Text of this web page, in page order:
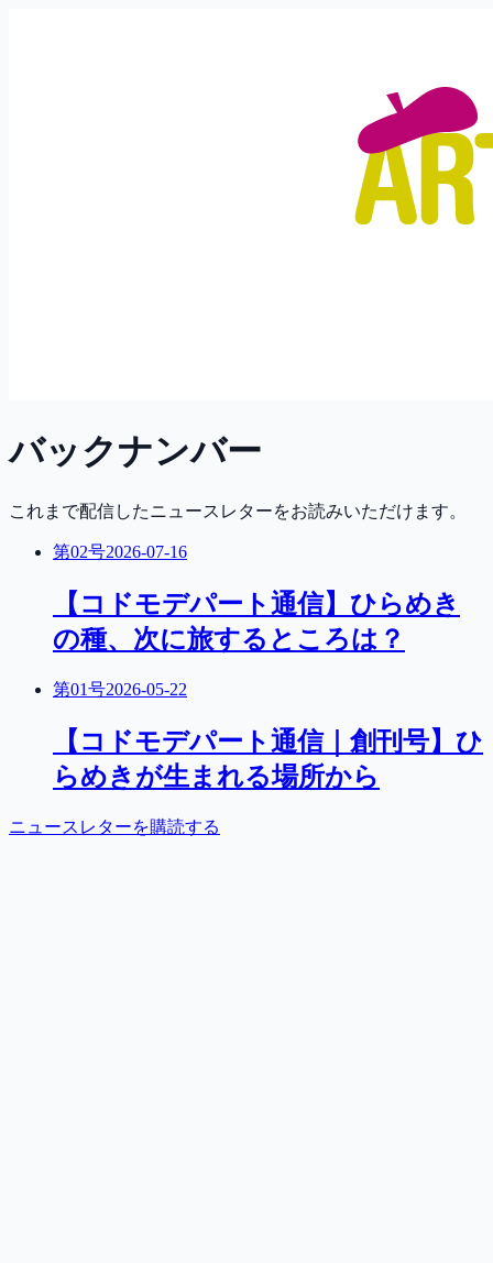
バックナンバー
これまで配信したニュースレターをお読みいただけます。
第02号2026-07-16
【コドモデパート通信】ひらめき
の種、次に旅するところは？
第01号2026-05-22
【コドモデパート通信｜創刊号】ひ
らめきが生まれる場所から
ニュースレターを購読する